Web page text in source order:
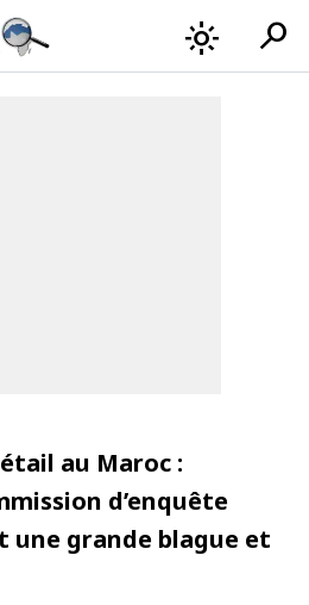
light_mode search
au Maroc :
d’enquête
une grande blague et